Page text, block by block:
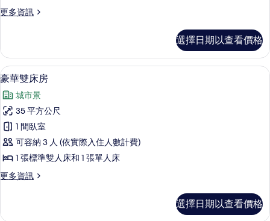
的
有
相
片
更多資訊
更
雙
床
房
詳
情
選擇日期以查看價格
顯
示
豪
華
雙
床
的
有
3
豪華雙床房
城市景
35 平方公尺
1 間臥室
可容納 3 人 (依實際入住人數計費)
1 張標準雙人床和 1 張單人床
更多資訊
更
雙
選擇日期以查看價格